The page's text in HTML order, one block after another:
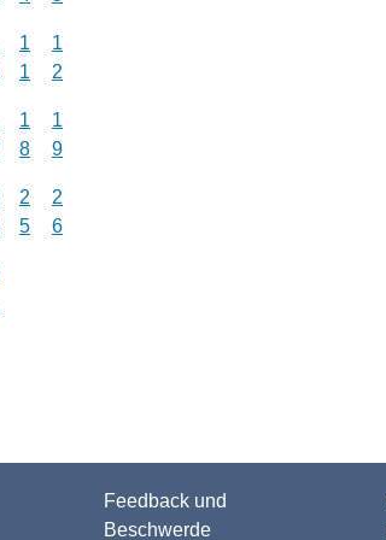
1
1
1
2
1
8
1
9
2
5
2
6
Feedback und
Beschwerde